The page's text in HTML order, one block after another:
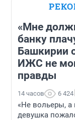
«Мне
банку
Башкирии
ИЖС не
правды
14 часов 6 424
«Не вольеры,
девушка